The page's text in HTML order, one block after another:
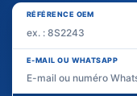
RÉFÉRENCE OEM
E-MAIL OU WHATSAPP